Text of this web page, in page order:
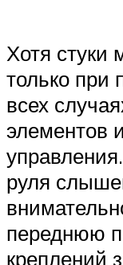
Хотя стуки
только при
всех
элементов
руля
переднюю
креплений